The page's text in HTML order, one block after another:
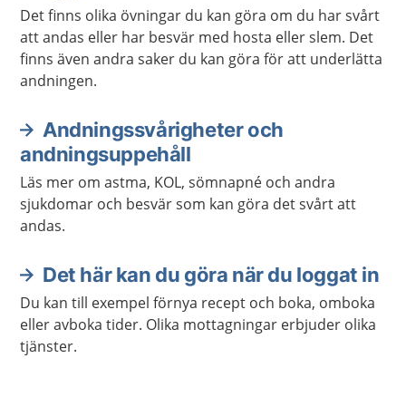
Det finns olika övningar du kan göra om du har svårt
att andas eller har besvär med hosta eller slem. Det
finns även andra saker du kan göra för att underlätta
andningen.
Andningssvårigheter och
andningsuppehåll
Läs mer om astma, KOL, sömnapné och andra
sjukdomar och besvär som kan göra det svårt att
andas.
Det här kan du göra när du loggat in
Du kan till exempel förnya recept och boka, omboka
eller avboka tider. Olika mottagningar erbjuder olika
tjänster.